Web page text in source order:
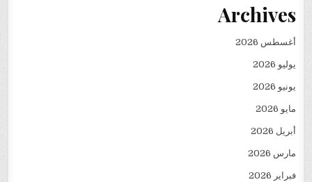
Archives
أغسطس 2026
يوليو 2026
يونيو 2026
مايو 2026
أبريل 2026
مارس 2026
فبراير 2026